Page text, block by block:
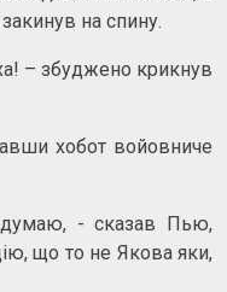
на спину.
– збуджено крикнув
хобот войовниче
- сказав Пью,
що то не Якова яки,